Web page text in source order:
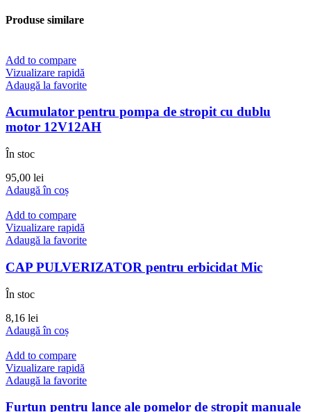
Produse similare
Add to compare
Vizualizare rapidă
Adaugă la favorite
Acumulator pentru pompa de stropit cu dublu
motor 12V12AH
În stoc
95,00 lei
Adaugă în coș
Add to compare
Vizualizare rapidă
Adaugă la favorite
CAP PULVERIZATOR pentru erbicidat Mic
În stoc
8,16 lei
Adaugă în coș
Add to compare
Vizualizare rapidă
Adaugă la favorite
Furtun pentru lance ale pomelor de stropit manuale